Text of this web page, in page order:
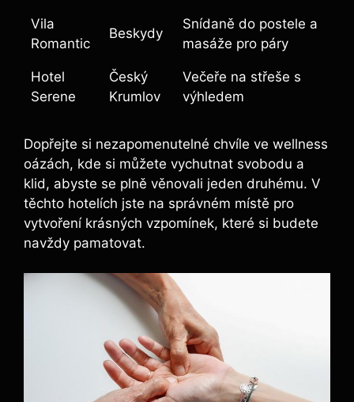
Vila
Romantic
Beskydy
Snídaně do postele a
masáže pro páry
Hotel
Serene
Český
Krumlov
Večeře na střeše s
výhledem
Dopřejte si nezapomenutelné chvíle ve wellness
oázách, kde si můžete vychutnat svobodu a
klid, abyste se plně věnovali jeden druhému. V
těchto hotelích jste na správném místě pro
vytvoření krásných vzpomínek, které si budete
navždy pamatovat.